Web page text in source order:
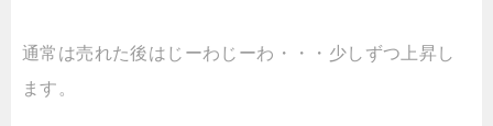
通常は売れた後はじーわじーわ・・・少しずつ上昇し
ます。